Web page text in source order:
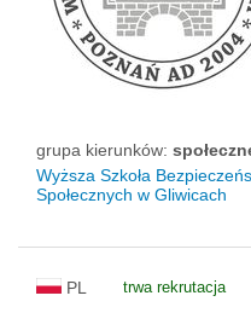
grupa kierunków:
Wyższa Szkoła
Społecznych w Gliwicach
PL trwa rekrutacja